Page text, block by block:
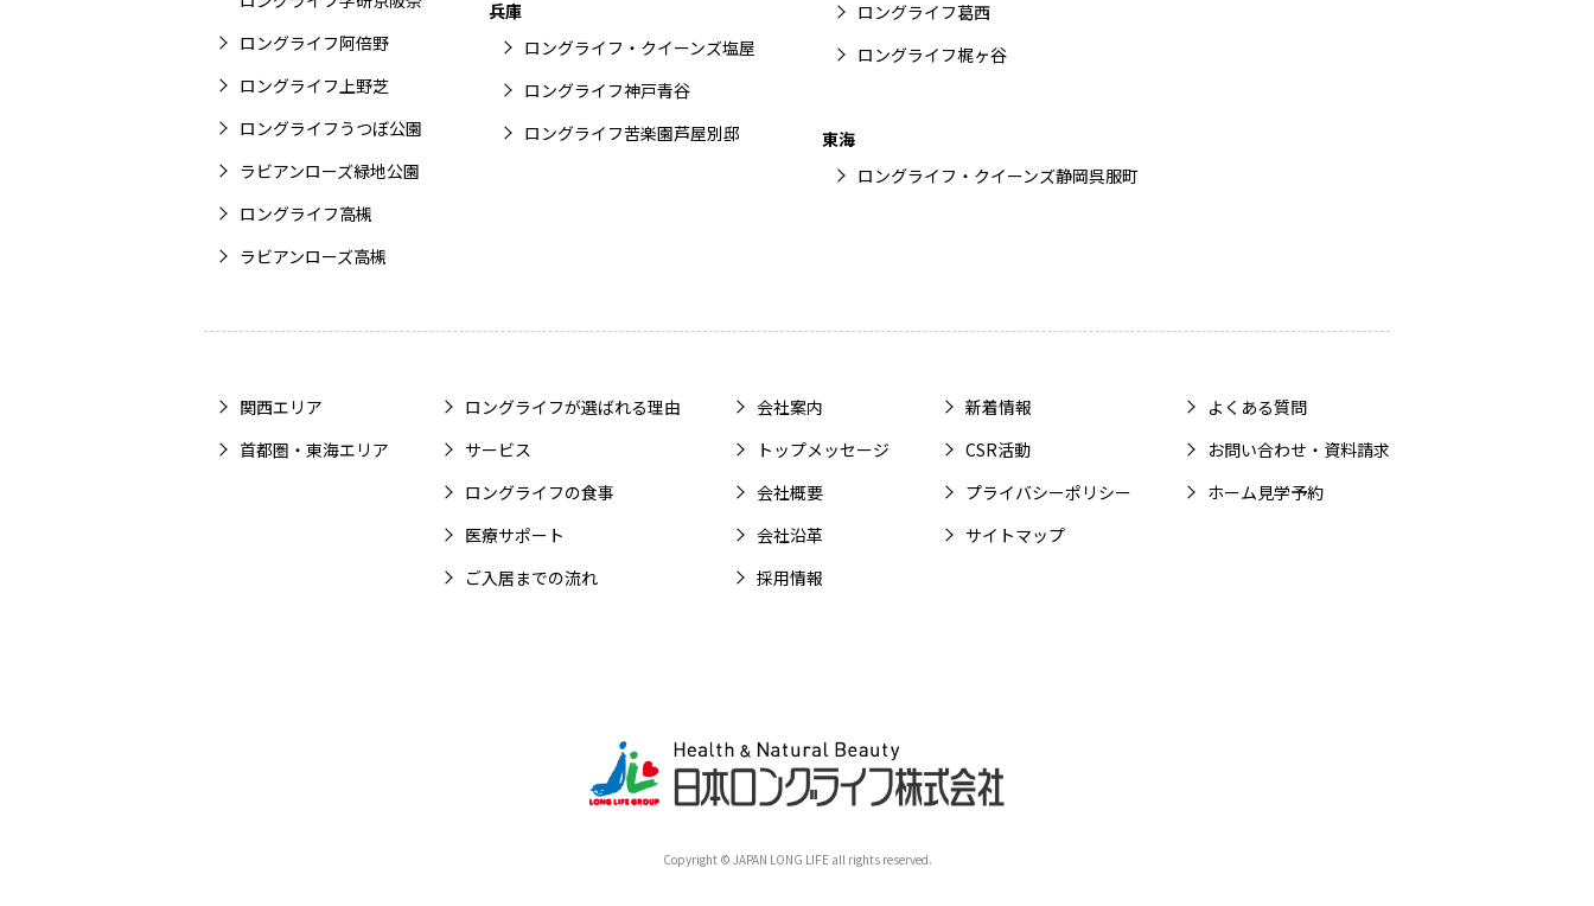
ロングライフ阿倍野
ロングライフ上野芝
ロングライフうつぼ公園
ラビアンローズ緑地公園
ロングライフ高槻
ラビアンローズ高槻
兵庫
ロングライフ・クイーンズ塩屋
ロングライフ神戸青谷
ロングライフ苦楽園芦屋別邸
ロングライフ葛西
ロングライフ梶ヶ谷
東海
ロングライフ・クイーンズ静岡呉服町
関西エリア
首都圏・東海エリア
ロングライフが選ばれる理由
サービス
ロングライフの食事
医療サポート
ご入居までの流れ
会社案内
トップメッセージ
会社概要
会社沿革
採用情報
新着情報
CSR活動
プライバシーポリシー
サイトマップ
よくある質問
お問い合わせ・資料請求
ホーム見学予約
Copyright © JAPAN LONG LIFE all rights reserved.